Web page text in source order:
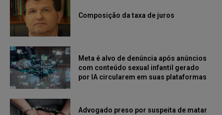
Composição da taxa de juros
Meta é alvo de denúncia após anúncios
com conteúdo sexual infantil gerado
por IA circularem em suas plataformas
Advogado preso por suspeita de matar